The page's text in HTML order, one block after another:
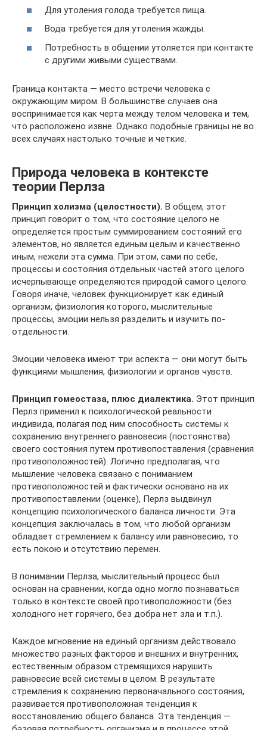
Для утоления голода требуется пища.
Вода требуется для утоления жажды.
Потребность в общении утоляется при контакте
с другими живыми существами.
Граница контакта — место встречи человека с
окружающим миром. В большинстве случаев она
воспринимается как черта между телом человека и тем,
что расположено извне. Однако подобные границы не во
всех случаях настолько точные и четкие.
Природа человека в контексте
теории Перлза
Принцип холизма (целостности). В общем, этот
принцип говорит о том, что состояние целого не
определяется простым суммированием состояний его
элементов, но является единым целым и качественно
иным, нежели эта сумма. При этом, сами по себе,
процессы и состояния отдельных частей этого целого
исчерпывающе определяются природой самого целого.
Говоря иначе, человек функционирует как единый
организм, физиология которого, мыслительные
процессы, эмоции нельзя разделить и изучить по-
отдельности.
Эмоции человека имеют три аспекта — они могут быть
функциями мышления, физиологии и органов чувств.
Принцип гомеостаза, плюс диалектика. Этот принцип
Перлз применил к психологической реальности
индивида, полагая под ним способность системы к
сохранению внутреннего равновесия (постоянства)
своего состояния путем противопоставления (сравнения
противоположностей). Логично предполагая, что
мышление человека связано с пониманием
противоположностей и фактически основано на их
противопоставлении (оценке), Перлз выдвинул
концепцию психологического баланса личности. Эта
концепция заключалась в том, что любой организм
обладает стремлением к балансу или равновесию, то
есть покою и отсутствию перемен.
В понимании Перлза, мыслительный процесс был
основан на сравнении, когда одно могло познаваться
только в контексте своей противоположности (без
холодного нет горячего, без добра нет зла и т.п.).
Каждое мгновение на единый организм действовало
множество разных факторов и внешних и внутренних,
естественным образом стремящихся нарушить
равновесие всей системы в целом. В результате
стремления к сохранению первоначального состояния,
развивается противоположная тенденция к
восстановлению общего баланса. Эта тенденция —